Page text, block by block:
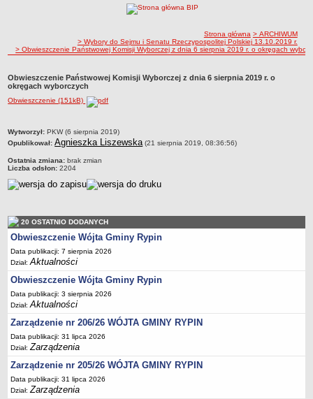
Lokalizacja
Dane statystyczne
Zadania publiczne
Realizacja zadań publicznych
Rejestr zbiorów danych osobowych
Rejestr instytucji kultury
URZĄD GMINY
Dane teleadresowe
Tabela informacyjna
Czas pracy urzędu
Nr konta bankowego, NIP, REGON
Pracownicy urzędu - urząd gminy
Pracownicy urzędu - baza magazynowo - warsztatowa
Kompetencje referatów
Regulamin organizacyjny
Regulamin naboru na wolne stanowiska urzędnicze
ścieżka nawigacji
Strona główna > ARCHIWUM
> Wybory do Sejmu i Senatu Rzeczypospolitej Polskiej 13.10.2019 r.
> Obwieszczenie Państwowej Komisji Wyborczej z dnia 6 sierpnia 2019 r. o okręgach
Obwieszczenie Państwowej Komisji Wyborczej z dnia 6 sierpnia 2019 r. o
okręgach wyborczych
Obwieszczenie (151kB)
metryczka
Wytworzył: PKW (6 sierpnia 2019)
Opublikował: Agnieszka Liszewska(21 sierpnia 2019, 08:36:56)
Ostatnia zmiana: brak zmian
Liczba odsłon: 2204
20 OSTATNIO DODANYCH
Obwieszczenie Wójta Gminy Rypin
Data publikacji: 7 sierpnia 2026
Dział:Aktualności
Obwieszczenie Wójta Gminy Rypin
Data publikacji: 3 sierpnia 2026
Dział:Aktualności
Zarządzenie nr 206/26 WÓJTA GMINY RYPIN
Data publikacji: 31 lipca 2026
Dział:Zarządzenia
Zarządzenie nr 205/26 WÓJTA GMINY RYPIN
Data publikacji: 31 lipca 2026
Dział:Zarządzenia